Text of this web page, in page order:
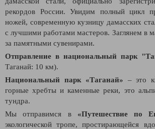
рекордов России. Увидим полный цикл
ножей, современную кузницу дамасских
с лучшими работами мастеров. Заглянем в
за памятными сувенирами.
Отправление в национальный парк
Таганай: 10 км).
Национальный парк «Таганай» – это
горные хребты и каменные реки, это
тундра.
Мы отправимся в «Путешествие по
экологической тропе, простирающейся